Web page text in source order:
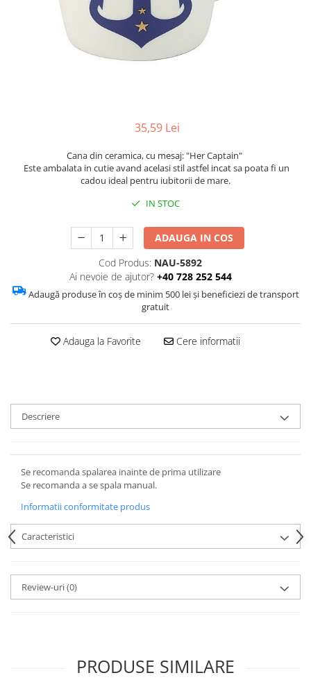
Barci, vapoare, ambarcatiuni
Decoratiuni care se agata
35,59 Lei
Cana din ceramica, cu mesaj: "Her Captain"
Este ambalata in cutie avand acelasi stil astfel incat sa poata fi un
cadou ideal pentru iubitorii de mare.
IN STOC
ADAUGA IN COS
Cod Produs: NAU-5892
Ai nevoie de ajutor? +40 728 252 544
Adaugă produse în coș de minim 500 lei și beneficiezi de transport
gratuit
Adauga la Favorite Cere informatii
Descriere
Se recomanda spalarea inainte de prima utilizare
Se recomanda a se spala manual.
Informatii conformitate produs
Caracteristici
Review-uri(0)
PRODUSE SIMILARE